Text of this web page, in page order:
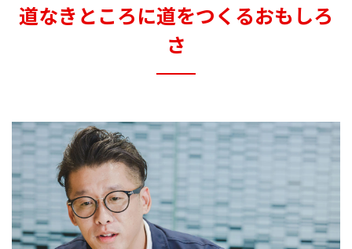
道なきところに道をつくるおもしろ
さ